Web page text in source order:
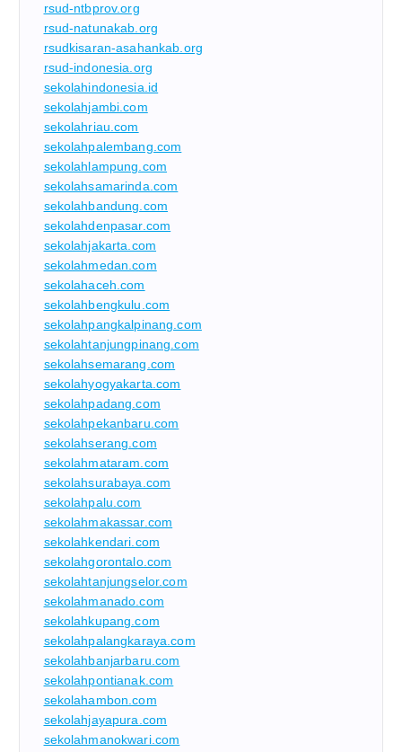
rsud-ntbprov.org
rsud-natunakab.org
rsudkisaran-asahankab.org
rsud-indonesia.org
sekolahindonesia.id
sekolahjambi.com
sekolahriau.com
sekolahpalembang.com
sekolahlampung.com
sekolahsamarinda.com
sekolahbandung.com
sekolahdenpasar.com
sekolahjakarta.com
sekolahmedan.com
sekolahaceh.com
sekolahbengkulu.com
sekolahpangkalpinang.com
sekolahtanjungpinang.com
sekolahsemarang.com
sekolahyogyakarta.com
sekolahpadang.com
sekolahpekanbaru.com
sekolahserang.com
sekolahmataram.com
sekolahsurabaya.com
sekolahpalu.com
sekolahmakassar.com
sekolahkendari.com
sekolahgorontalo.com
sekolahtanjungselor.com
sekolahmanado.com
sekolahkupang.com
sekolahpalangkaraya.com
sekolahbanjarbaru.com
sekolahpontianak.com
sekolahambon.com
sekolahjayapura.com
sekolahmanokwari.com